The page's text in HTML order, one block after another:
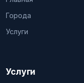
Города
Услуги
Услуги